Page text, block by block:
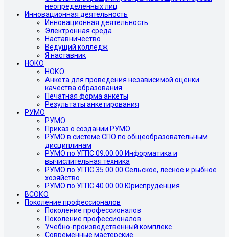
неопределенных лиц
Инновационная деятельность
Инновационная деятельность
Электронная среда
Наставничество
Ведущий колледж
Я наставник
НОКО
НОКО
Анкета для проведения независимой оценки
качества образования
Печатная форма анкеты
Результаты анкетирования
РУМО
РУМО
Приказ о создании РУМО
РУМО в системе СПО по общеобразовательным
дисциплинам
РУМО по УГПС 09.00.00 Информатика и
вычислительная техника
РУМО по УГПС 35.00.00 Сельское, лесное и рыбное
хозяйство
РУМО по УГПС 40.00.00 Юриспруденция
ВСОКО
Поколение профессионалов
Поколение профессионалов
Поколение профессионалов
Учебно-производственный комплекс
Современные мастерские